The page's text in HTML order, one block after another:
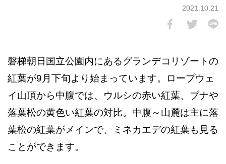
2021.10.21
磐梯朝日国立公園内にあるグランデコリゾートの
紅葉が9月下旬より始まっています。ロープウェ
イ山頂から中腹では、ウルシの赤い紅葉、ブナや
落葉松の黄色い紅葉の対比。中腹～山麓は主に落
葉松の紅葉がメインで、ミネカエデの紅葉も見る
ことができます。